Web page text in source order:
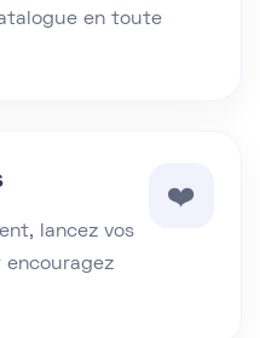
en toute
❤️
lancez vos
encouragez